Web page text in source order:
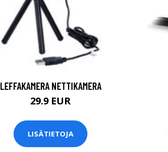
LEFFAKAMERA NETTIKAMERA
29.9 EUR
LISÄTIETOJA